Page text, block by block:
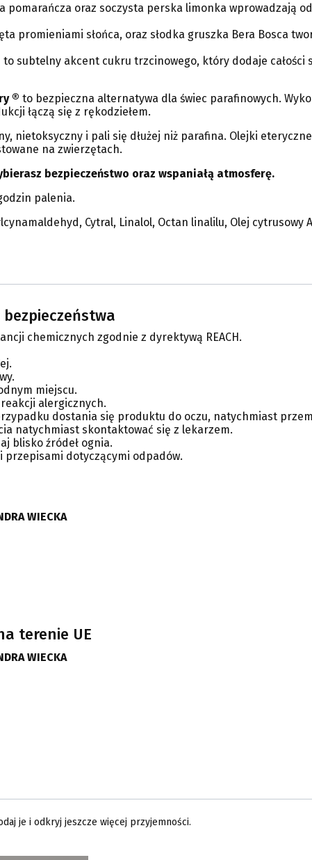
pomarańcza oraz soczysta perska limonka wprowadzają
promieniami słońca, oraz słodka gruszka Bera Bosca
subtelny akcent cukru trzcinowego, który dodaje całości
® to bezpieczna alternatywa dla świec parafinowych.
łączą się z rękodziełem.
nietoksyczny i pali się dłużej niż parafina. Olejki eteryczne
na zwierzętach.
bezpieczeństwo oraz wspaniałą atmosferę.
palenia.
Cytral, Linalol, Octan linalilu, Olej cytrusowy
chemicznych zgodnie z dyrektywą REACH.
miejscu.
alergicznych.
dostania się produktu do oczu, natychmiast
natychmiast skontaktować się z lekarzem.
blisko źródeł ognia.
przepisami dotyczącymi odpadów.
WIECKA
terenie UE
WIECKA
je i odkryj jeszcze więcej przyjemności.